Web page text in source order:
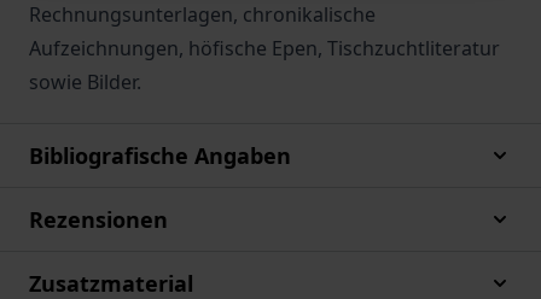
Rechnungsunterlagen, chronikalische
Aufzeichnungen, höfische Epen, Tischzuchtliteratur
sowie Bilder.
Bibliografische Angaben
Rezensionen
Zusatzmaterial